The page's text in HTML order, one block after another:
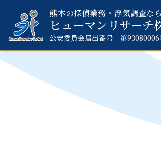
熊本の探偵業務・浮気調査な
ヒューマンリサーチ
公安委員会届出番号 第93080006